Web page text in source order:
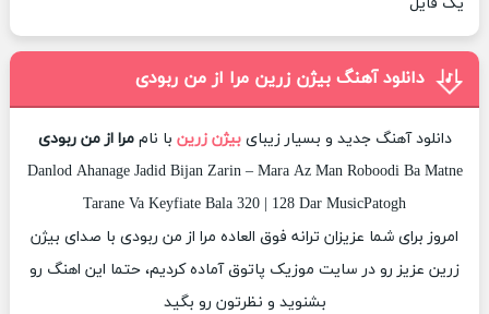
دانلود آهنگ بیژن زرین مرا از من ربودی
دانلود آهنگ جدید و بسیار زیبایبیژن زرین با ناممرا از من ربودی
Danlod Ahanage Jadid Bijan Zarin – Mara Az Man Roboodi Ba Matne
Tarane Va Keyfiate Bala 320 | 128 Dar MusicPatogh
امروز برای شما عزیزان ترانه فوق العاده مرا از من ربودی با صدای بیژن
زرین عزیز رو در سایت موزیک پاتوق آماده کردیم، حتما این اهنگ رو
بشنوید و نظرتون رو بگید